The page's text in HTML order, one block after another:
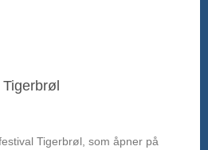
Tigerbrøl, som åpner på